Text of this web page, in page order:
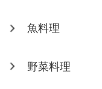
魚料理
野菜料理